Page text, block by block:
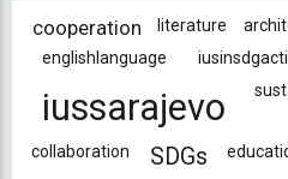
cooperation literature
englishlanguage
iussarajevo
collaboration SDGs